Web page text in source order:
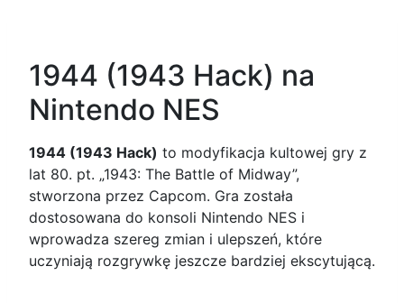
1944 (1943 Hack) na
Nintendo NES
1944 (1943 Hack) to modyfikacja kultowej gry z
lat 80. pt. „1943: The Battle of Midway”,
stworzona przez Capcom. Gra została
dostosowana do konsoli Nintendo NES i
wprowadza szereg zmian i ulepszeń, które
uczyniają rozgrywkę jeszcze bardziej ekscytującą.